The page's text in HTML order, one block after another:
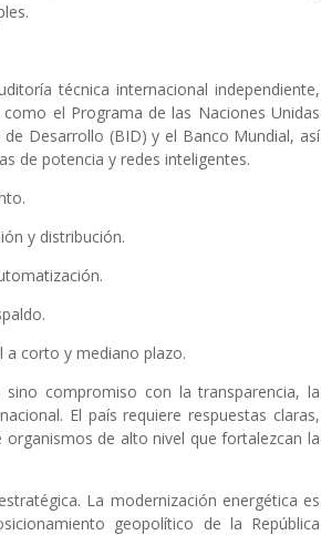
técnica internacional independiente,
el Programa de las Naciones Unidas
Desarrollo (BID) y el Banco Mundial, así
de potencia y redes inteligentes.
y distribución.
a corto y mediano plazo.
sino compromiso con la transparencia, la
El país requiere respuestas claras,
de alto nivel que fortalezcan la
La modernización energética es
geopolítico de la República